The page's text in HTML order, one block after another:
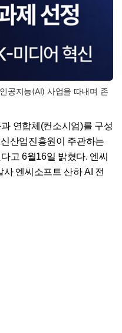
공지능(AI) 사업을 따내며 존
연합체(컨소시엄)를 구성
산업진흥원이 주관하는
고 6월16일 밝혔다. 엔씨
엔씨소프트 산하 AI 전